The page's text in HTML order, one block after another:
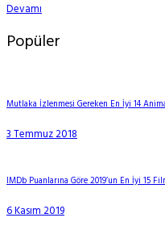
Devamı
Popüler
Mutlaka İzlenmesi Gereken En İyi 14
3 Temmuz 2018
IMDb Puanlarına Göre 2019’un En İyi 15
6 Kasım 2019